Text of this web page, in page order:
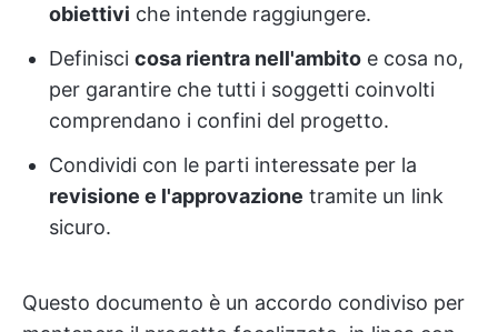
obiettivi che intende raggiungere.
Definisci cosa rientra nell'ambito e cosa no,
per garantire che tutti i soggetti coinvolti
comprendano i confini del progetto.
Condividi con le parti interessate per la
revisione e l'approvazione tramite un link
sicuro.
Questo documento è un accordo condiviso per